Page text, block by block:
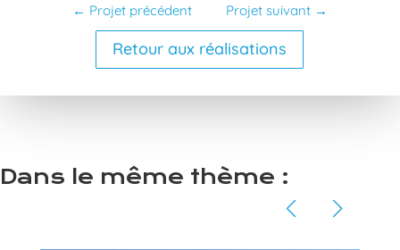
← Projet précédent Projet suivant →
Retour aux réalisations
Dans le même thème :